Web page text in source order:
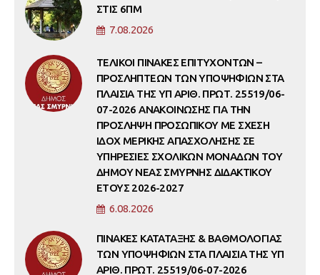
ΣΤΙΣ 6ΠΜ
7.08.2026
ΤΕΛΙΚΟΙ ΠΙΝΑΚΕΣ ΕΠΙΤΥΧΟΝΤΩΝ –
ΠΡΟΣΛΗΠΤΕΩΝ ΤΩΝ ΥΠΟΨΗΦΙΩΝ ΣΤΑ
ΠΛΑΙΣΙΑ ΤΗΣ ΥΠ ΑΡΙΘ. ΠΡΩΤ. 25519/06-
07-2026 ΑΝΑΚΟΙΝΩΣΗΣ ΓΙΑ ΤΗΝ
ΠΡΟΣΛΗΨΗ ΠΡΟΣΩΠΙΚΟΥ ΜΕ ΣΧΕΣΗ
ΙΔΟΧ ΜΕΡΙΚΗΣ ΑΠΑΣΧΟΛΗΣΗΣ ΣΕ
ΥΠΗΡΕΣΙΕΣ ΣΧΟΛΙΚΩΝ ΜΟΝΑΔΩΝ ΤΟΥ
ΔΗΜΟΥ ΝΕΑΣ ΣΜΥΡΝΗΣ ΔΙΔΑΚΤΙΚΟΥ
ΕΤΟΥΣ 2026-2027
6.08.2026
ΠΙΝΑΚΕΣ ΚΑΤΑΤΑΞΗΣ & ΒΑΘΜΟΛΟΓΙΑΣ
ΤΩΝ ΥΠΟΨΗΦΙΩΝ ΣΤΑ ΠΛΑΙΣΙΑ ΤΗΣ ΥΠ
ΑΡΙΘ. ΠΡΩΤ. 25519/06-07-2026